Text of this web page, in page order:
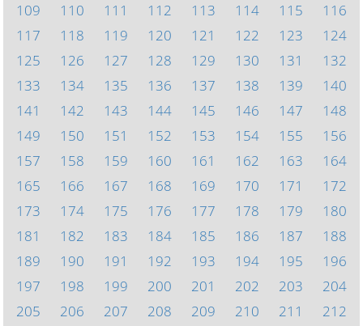
109
110 111 112 113 114 115
116
117
118 119 120 121 122 123
124
125
126 127 128 129 130 131
132
133
134 135 136 137 138 139
140
141
142 143 144 145 146 147
148
149
150 151 152 153 154 155
156
157
158 159 160 161 162 163
164
165
166 167 168 169 170 171
172
173
174 175 176 177 178 179
180
181
182 183 184 185 186 187
188
189
190 191 192 193 194 195
196
197
198 199 200 201 202 203
204
205
206 207 208 209 210 211
212